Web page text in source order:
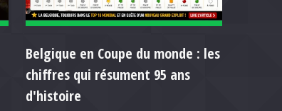
Belgique en Coupe du monde : les
chiffres qui résument 95 ans
d'histoire